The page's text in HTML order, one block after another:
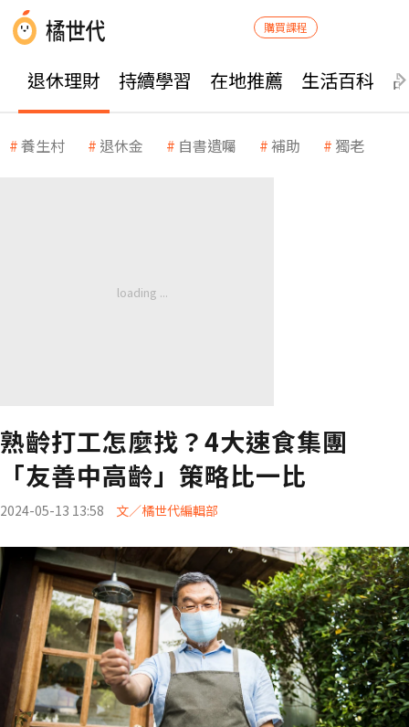
購買課程
退休理財 持續學習 在地推薦 生活百科
養生村 退休金 自書遺囑 補助 獨老
熟齡打工怎麼找？4大速食集團
「友善中高齡」策略比一比
2024-05-13 13:58 文／橘世代編輯部